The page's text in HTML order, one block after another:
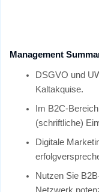
Management
DSGVO und
Kaltakquise.
Im B2C-
(schriftliche)
Digitale
Nutzen Sie